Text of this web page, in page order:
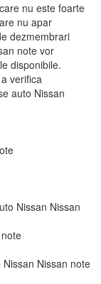
nu este foarte
nu apar
dezmembrari
note vor
disponibile.
verifica
auto Nissan
Nissan Nissan
Nissan note